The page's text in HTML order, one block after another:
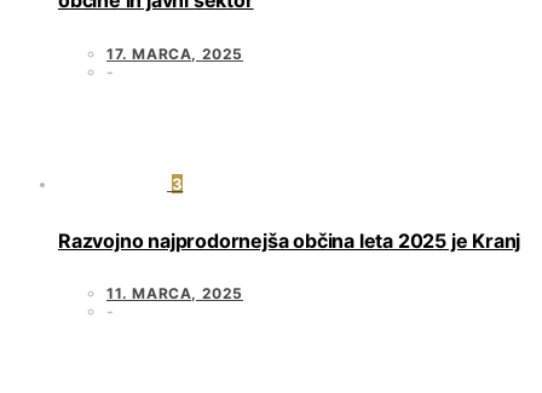
17. MARCA, 2025
3
Razvojno najprodornejša občina leta 2025 je Kranj
11. MARCA, 2025